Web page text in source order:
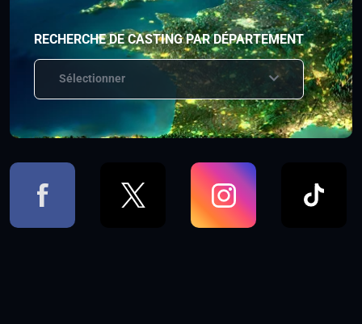
RECHERCHE DE CASTING PAR DÉPARTEMENT
Sélectionner